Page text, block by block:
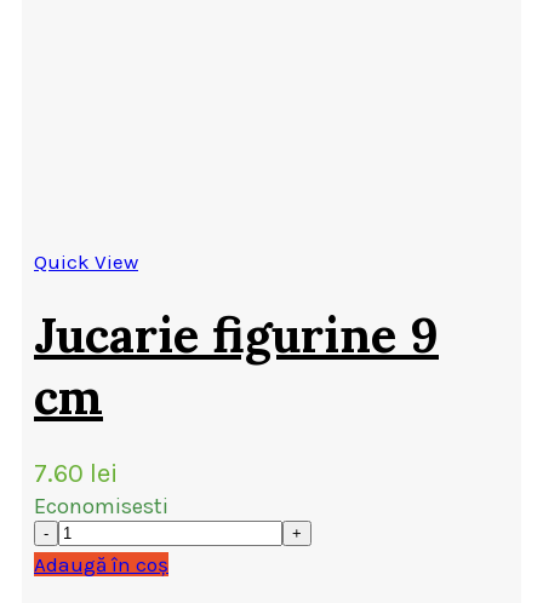
Quick View
Jucarie figurine 9
cm
7.60 lei
Economisesti
Adaugă în coș